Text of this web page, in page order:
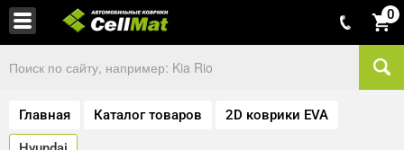
0
Главная Каталог товаров 2D коврики EVA